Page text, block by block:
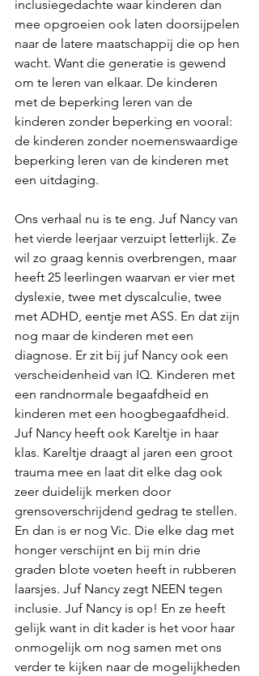
inclusiegedachte waar kinderen dan
mee opgroeien ook laten doorsijpelen
naar de latere maatschappij die op hen
wacht. Want die generatie is gewend
om te leren van elkaar. De kinderen
met de beperking leren van de
kinderen zonder beperking en vooral:
de kinderen zonder noemenswaardige
beperking leren van de kinderen met
een uitdaging.
Ons verhaal nu is te eng. Juf Nancy van
het vierde leerjaar verzuipt letterlijk. Ze
wil zo graag kennis overbrengen, maar
heeft 25 leerlingen waarvan er vier met
dyslexie, twee met dyscalculie, twee
met ADHD, eentje met ASS. En dat zijn
nog maar de kinderen met een
diagnose. Er zit bij juf Nancy ook een
verscheidenheid van IQ. Kinderen met
een randnormale begaafdheid en
kinderen met een hoogbegaafdheid.
Juf Nancy heeft ook Kareltje in haar
klas. Kareltje draagt al jaren een groot
trauma mee en laat dit elke dag ook
zeer duidelijk merken door
grensoverschrijdend gedrag te stellen.
En dan is er nog Vic. Die elke dag met
honger verschijnt en bij min drie
graden blote voeten heeft in rubberen
laarsjes. Juf Nancy zegt NEEN tegen
inclusie. Juf Nancy is op! En ze heeft
gelijk want in dit kader is het voor haar
onmogelijk om nog samen met ons
verder te kijken naar de mogelijkheden